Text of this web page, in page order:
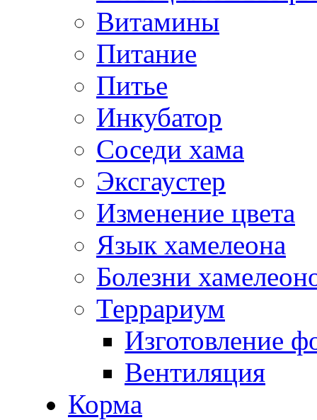
Витамины
Питание
Питье
Инкубатор
Соседи хама
Эксгаустер
Изменение цвета
Язык хамелеона
Болезни
Террариум
Изготовление
Вентиляция
Корма